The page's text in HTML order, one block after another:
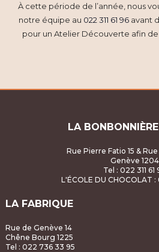
À cette période de l’année, nous
notre équipe au 022 311 61 96avant
pour un Atelier Découverte afin
LA
Rue Pierre Fatio 15 &
Genève 1204
Tel : 022 311 61
L'ÉCOLE DU CHOCOLAT :
LA FABRIQUE
Rue de Genève 14
Chêne Bourg 1225
Tel : 022 736 33 95